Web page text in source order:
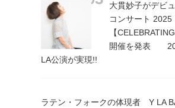
大貫妙子がデビ
コンサート 2025
【
開催を発表
LA公演が実現!!
ラテン・フォークの体現者 Y LA